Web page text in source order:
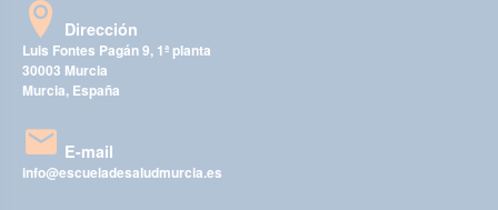
Dirección
Luis Fontes Pagán 9, 1ª planta
30003 Murcia
Murcia, España
E-mail
info@escueladesaludmurcia.es